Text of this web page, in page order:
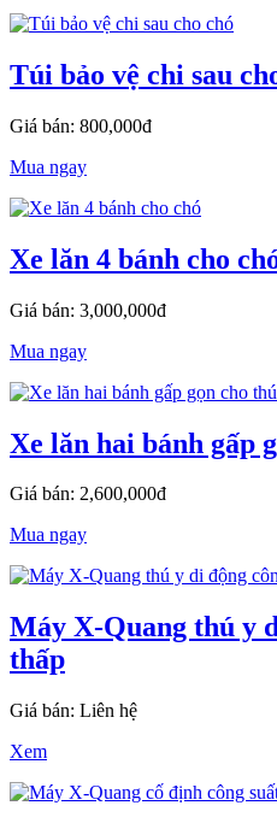
Túi bảo vệ chi sau
Giá bán: 800,000đ
Mua ngay
Xe lăn 4 bánh cho
Giá bán: 3,000,000đ
Mua ngay
Xe lăn hai bánh gấp
Giá bán: 2,600,000đ
Mua ngay
Máy X-Quang thú y
thấp
Giá bán: Liên hệ
Xem